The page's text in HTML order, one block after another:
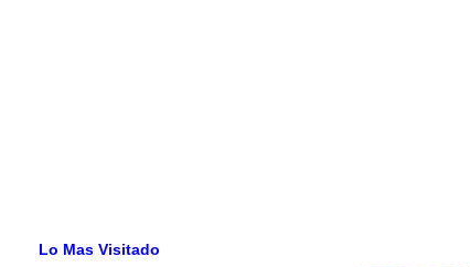
Lo Mas Visitado